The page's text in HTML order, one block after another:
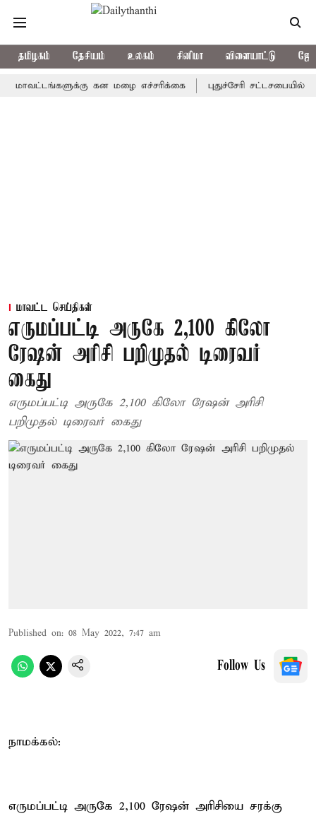
தமிழகம் தேசியம் உலகம் சினிமா விளையாட்டு
கன மழை எச்சரிக்கை புதுச்சேரி சட்டசபையில்
மாவட்ட செய்திகள்
எருமப்பட்டி அருகே 2,100 கிலோ
ரேஷன் அரிசி பறிமுதல் டிரைவர்
கைது
எருமப்பட்டி அருகே 2,100 கிலோ ரேஷன் அரிசி
பறிமுதல் டிரைவர் கைது
Published on: 08 May 2022, 7:47 am
Follow Us
நாமக்கல்:
எருமப்பட்டி அருகே 2,100 ரேஷன் அரிசியை சரக்கு